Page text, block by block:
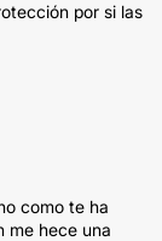
por si las
como te ha
me hece una